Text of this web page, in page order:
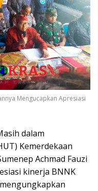
Mengucapkan Apresiasi
dalam
Kemerdekaan
Achmad Fauzi
kinerja BNNK